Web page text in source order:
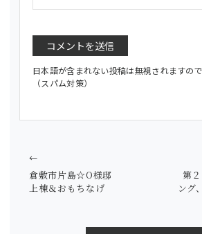
日本語が含まれない投稿は無視されますの
（スパム対策）
倉敷市片島☆O様邸
上棟＆おもちなげ
←
第
ング